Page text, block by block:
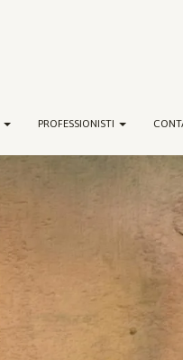
PROFESSIONISTI